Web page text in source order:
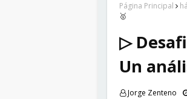
Página Principal
🥇
▷
Un
Jorge Zenteno